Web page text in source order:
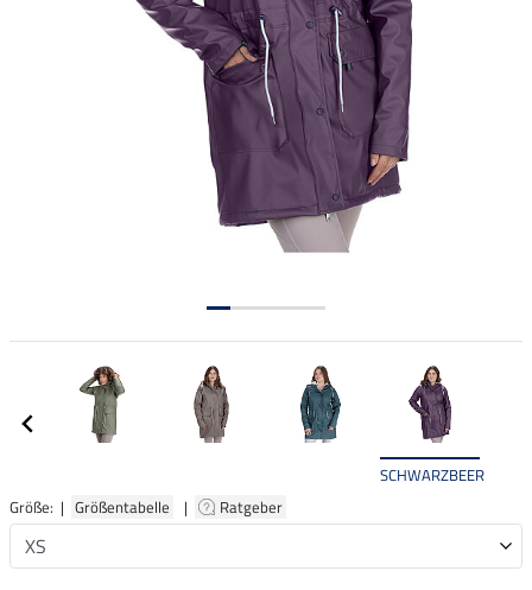
SCHWARZBEERE
Größe: | Größentabelle | Ratgeber